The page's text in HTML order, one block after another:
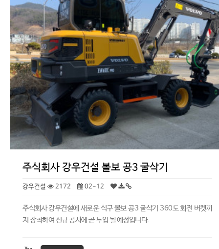
주식회사 강우건설 볼보 공3 굴삭기
강우건설 2172 02-12
주식회사 강우건설에 새로운 식구 볼보 공3 굴삭기 360도 회전 버켓까
지 장착하여 신규 공사에 곧 투입 될 예정입니다.